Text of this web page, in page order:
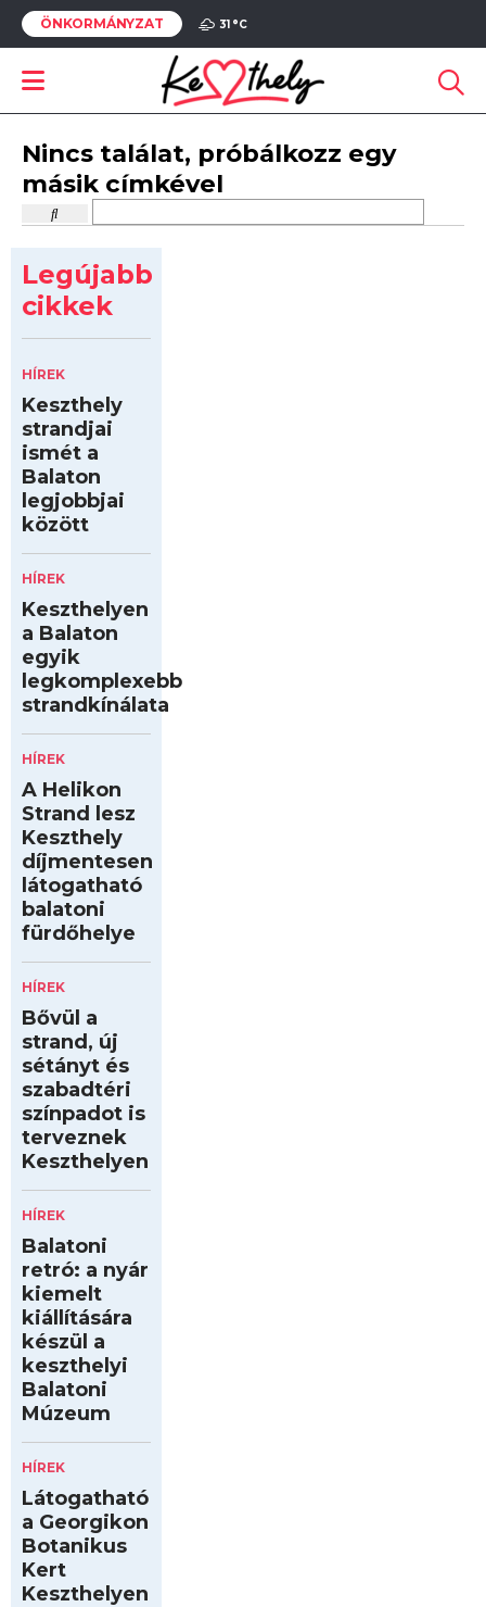
ÖNKORMÁNYZAT 31 °C
Nincs találat, próbálkozz egy
másik címkével
Legújabb
cikkek
HÍREK
Keszthely
strandjai
ismét a
Balaton
legjobbjai
között
HÍREK
Keszthelyen
a Balaton
egyik
legkomplexebb
strandkínálata
HÍREK
A Helikon
Strand lesz
Keszthely
díjmentesen
látogatható
balatoni
fürdőhelye
HÍREK
Bővül a
strand, új
sétányt és
szabadtéri
színpadot is
terveznek
Keszthelyen
HÍREK
Balatoni
retró: a nyár
kiemelt
kiállítására
készül a
keszthelyi
Balatoni
Múzeum
HÍREK
Látogatható
a Georgikon
Botanikus
Kert
Keszthelyen